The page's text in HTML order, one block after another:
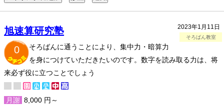
2023年1月11日
そろばん教室
旭速算研究塾
0
そろばんに通うことにより、集中力・暗算力
を身につけていただきたいのです。数字を読み取る力は、将
来必ず役に立つことでしょう
月謝 8,000 円～